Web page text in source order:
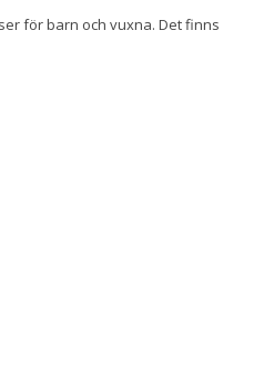
för barn och vuxna. Det finns